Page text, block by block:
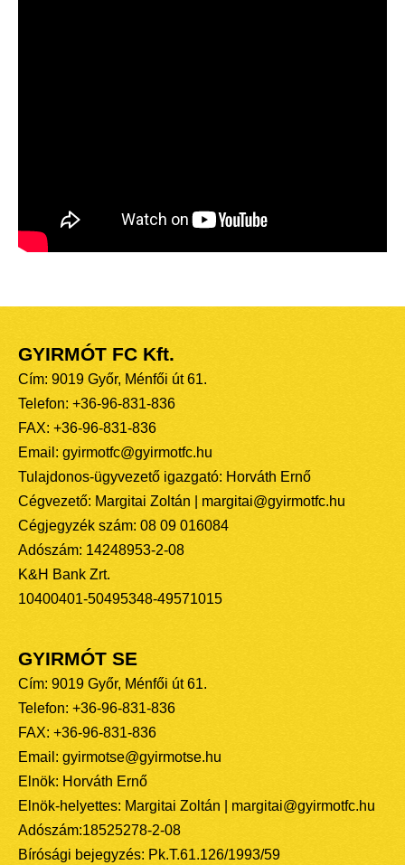
GYIRMÓT FC Kft.
Cím: 9019 Győr, Ménfői út 61.
Telefon: +36-96-831-836
FAX: +36-96-831-836
Email: gyirmotfc@gyirmotfc.hu
Tulajdonos-ügyvezető igazgató: Horváth Ernő
Cégvezető: Margitai Zoltán | margitai@gyirmotfc.hu
Cégjegyzék szám: 08 09 016084
Adószám: 14248953-2-08
K&H Bank Zrt.
10400401-50495348-49571015
GYIRMÓT SE
Cím: 9019 Győr, Ménfői út 61.
Telefon: +36-96-831-836
FAX: +36-96-831-836
Email: gyirmotse@gyirmotse.hu
Elnök: Horváth Ernő
Elnök-helyettes: Margitai Zoltán | margitai@gyirmotfc.hu
Adószám:18525278-2-08
Bírósági bejegyzés: Pk.T.61.126/1993/59